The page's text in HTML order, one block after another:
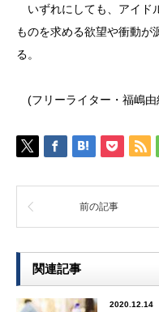
いずれにしても、アイド
ものを求める欲望や衝動が
る。
(フリーライター・福嶋由
前の記事
関連記事
2020.12.14